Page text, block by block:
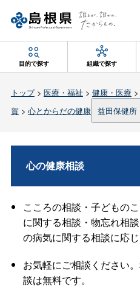
目的で探す 組織で探す
トップ> 医療・福祉 > 健康・医療 >
賀 > 心とからだの健康 益田保健所
心の健康相談
こころの相談・子どもの
に関する相談・物忘れ相
の病気に関する相談に応じ
お気軽にご相談ください
談は無料です。